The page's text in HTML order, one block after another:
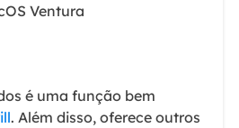
Ventura
é uma função bem
. Além disso, oferece outros